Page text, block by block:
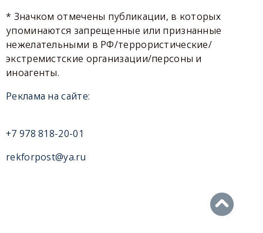
* Значком отмечены публикации, в которых
упоминаются запрещенные или признанные
нежелательными в РФ/террористические/
экстремистские организации/персоны и
иноагенты.
Реклама на сайте:
+7 978 818-20-01
rekforpost@ya.ru